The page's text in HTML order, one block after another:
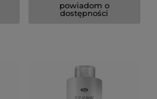
powiadom o
dostępności